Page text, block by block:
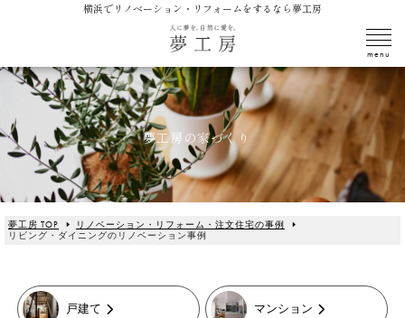
横浜でリノベーション・リフォームをするなら夢工房
夢工房の家づくり
夢工房 TOP
リノベーション・リフォーム・注文住宅の事例
リビング・ダイニングのリノベーション事例
戸建て マンション